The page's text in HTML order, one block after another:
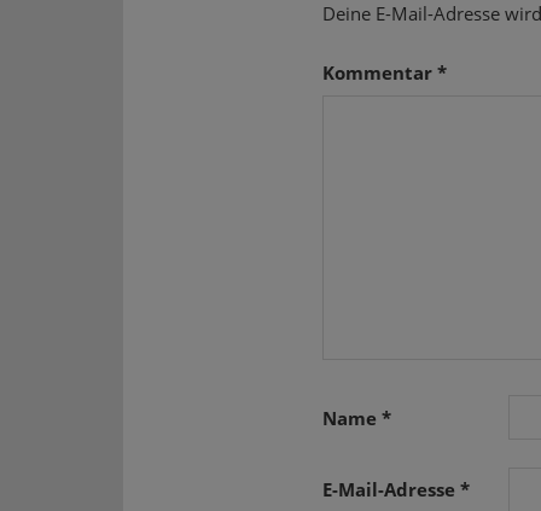
Deine E-Mail-Adresse
Kommentar *
Name *
E-Mail-Adresse *